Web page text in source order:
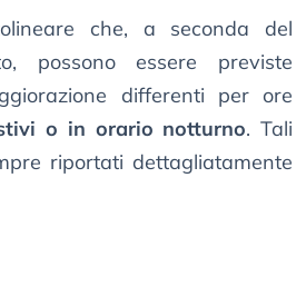
che, a seconda del
possono essere previste
differenti per ore
o in orario notturno. Tali
riportati dettagliatamente